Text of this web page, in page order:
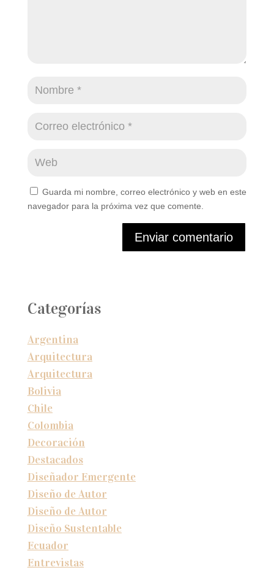
Guarda mi nombre, correo electrónico y web en este
navegador para la próxima vez que comente.
Enviar comentario
Categorías
Argentina
Arquitectura
Arquitectura
Bolivia
Chile
Colombia
Decoración
Destacados
Diseñador Emergente
Diseño de Autor
Diseño de Autor
Diseño Sustentable
Ecuador
Entrevistas